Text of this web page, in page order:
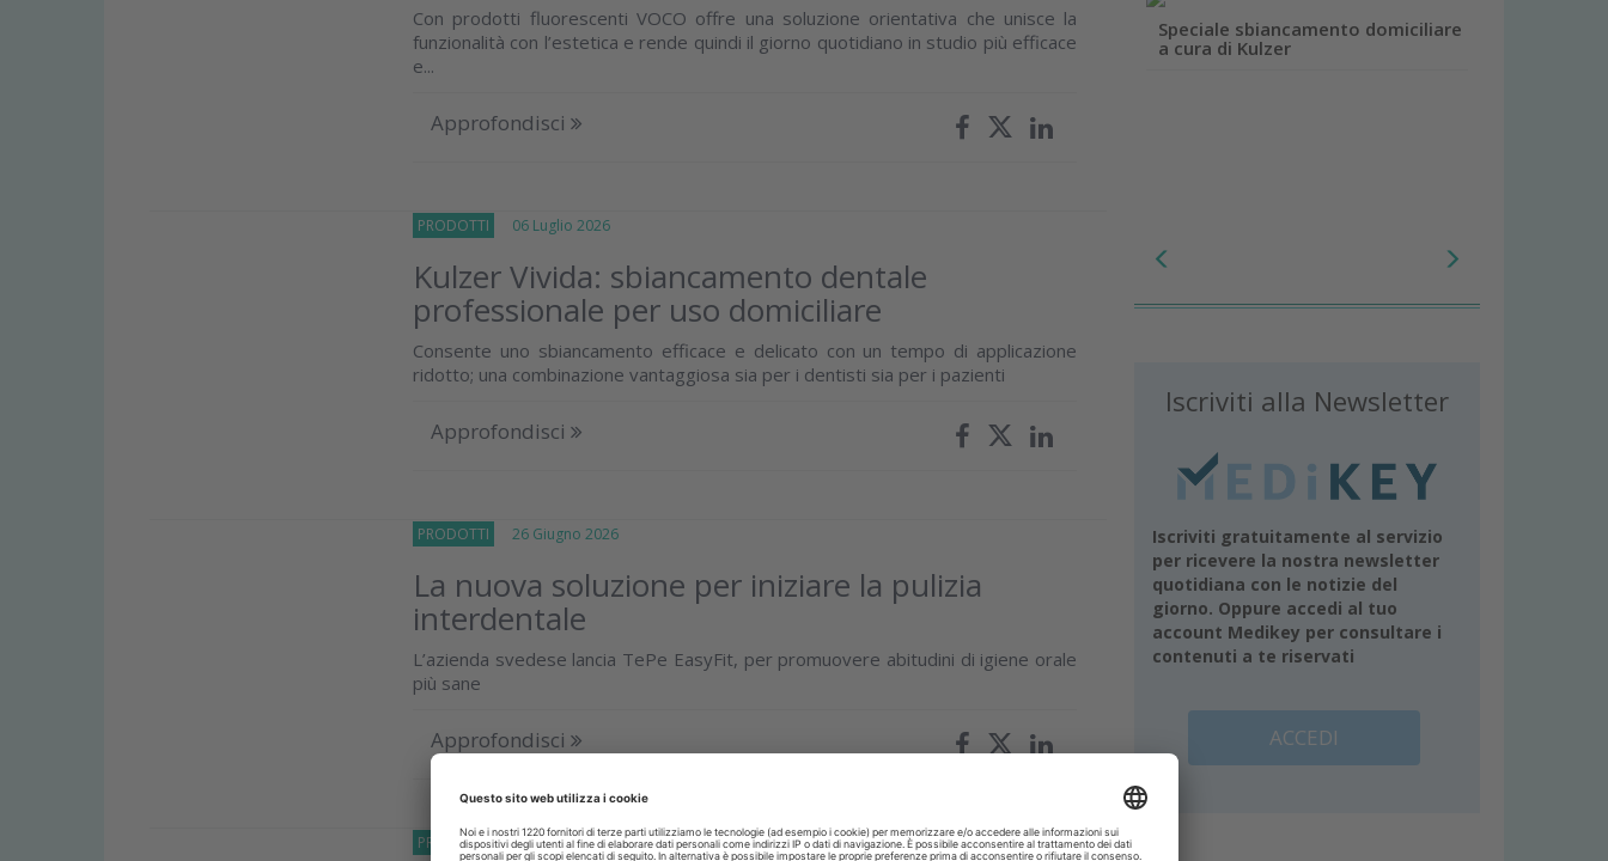
Con prodotti fluorescenti VOCO offre una soluzione orientativa che unisce la
funzionalità con l’estetica e rende quindi il giorno quotidiano in studio più efficace
e...
Approfondisci
PRODOTTI 06 Luglio 2026
Kulzer Vivida: sbiancamento dentale
professionale per uso domiciliare
Consente uno sbiancamento efficace e delicato con un tempo di applicazione
ridotto; una combinazione vantaggiosa sia per i dentisti sia per i pazienti
Approfondisci
PRODOTTI 26 Giugno 2026
La nuova soluzione per iniziare la pulizia
interdentale
L’azienda svedese lancia TePe EasyFit, per promuovere abitudini di igiene orale
più sane
Approfondisci
PRODOTTI 12 Giugno 2026
Speciale sbiancamento domiciliare
a cura di Kulzer
Iscriviti alla Newsletter
Iscriviti gratuitamente al servizio
per ricevere la nostra newsletter
quotidiana con le notizie del
giorno. Oppure accedi al tuo
account Medikey per consultare i
contenuti a te riservati
ACCEDI